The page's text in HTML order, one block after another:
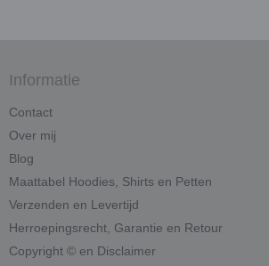
Informatie
Contact
Over mij
Blog
Maattabel Hoodies, Shirts en Petten
Verzenden en Levertijd
Herroepingsrecht, Garantie en Retour
Copyright © en Disclaimer